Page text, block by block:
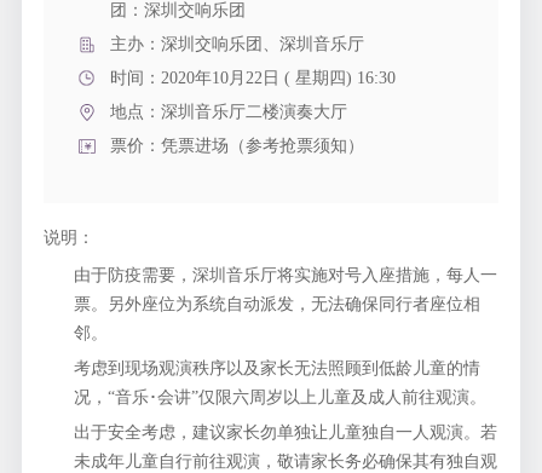
团：深圳交响乐团
主办：深圳交响乐团、深圳音乐厅
时间：2020年10月22日 ( 星期四) 16:30
地点： 深圳音乐厅二楼演奏大厅
票价：凭票进场（参考抢票须知）
说明：
由于防疫需要，深圳音乐厅将实施对号入座措施，每人一
票。另外座位为系统自动派发，无法确保同行者座位相
邻。
考虑到现场观演秩序以及家长无法照顾到低龄儿童的情
况，“音乐･会讲”仅限六周岁以上儿童及成人前往观演。
出于安全考虑，建议家长勿单独让儿童独自一人观演。若
未成年儿童自行前往观演，敬请家长务必确保其有独自观